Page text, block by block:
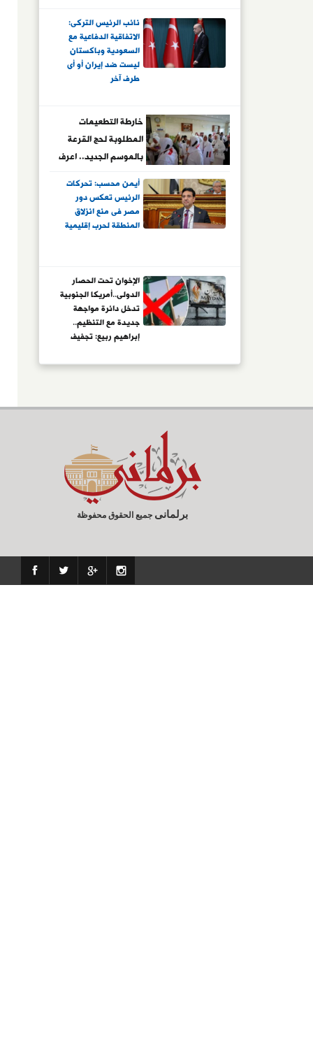
نائب الرئيس التركى:
الاتفاقية الدفاعية مع
السعودية وباكستان
ليست ضد إيران أو أى
طرف آخر
خارطة التطعيمات
المطلوبة لحج القرعة
بالموسم الجديد.. اعرف
التفاصيل
أيمن محسب: تحركات
الرئيس تعكس دور
مصر فى منع انزلاق
المنطقة لحرب إقليمية
الإخوان تحت الحصار
الدولى..أمريكا الجنوبية
تدخل دائرة مواجهة
جديدة مع التنظيم..
إبراهيم ربيع: تجفيف
التنظيم العابرة للحدود
لعقود تحت ستار
برلمانى